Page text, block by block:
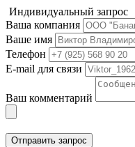
Индивидуальный запрос
Ваша компания
Ваше имя
Телефон
E-mail для связи
Ваш комментарий
Отправить запрос